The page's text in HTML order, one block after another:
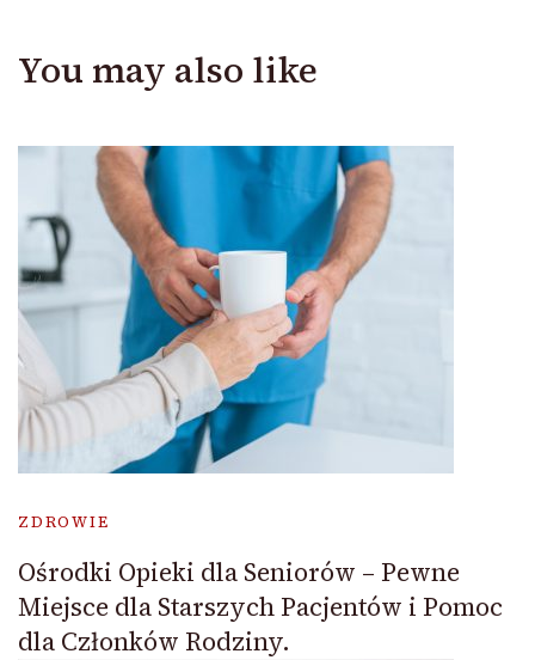
You may also like
ZDROWIE
Ośrodki Opieki dla Seniorów – Pewne
Miejsce dla Starszych Pacjentów i Pomoc
dla Członków Rodziny.